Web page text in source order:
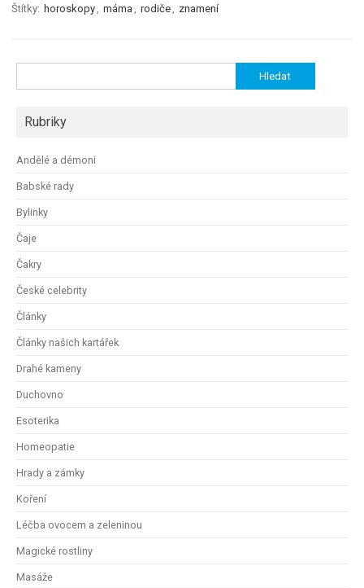
Štítky: horoskopy máma rodiče znamení
Rubriky
Andělé a démoni
Babské rady
Bylinky
Čaje
Čakry
České celebrity
Články
Články našich kartářek
Drahé kameny
Duchovno
Esoterika
Homeopatie
Hrady a zámky
Koření
Léčba ovocem a zeleninou
Magické rostliny
Masáže